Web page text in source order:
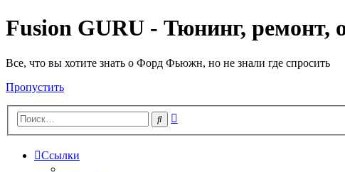
Fusion GURU - Тюнинг, ремонт,
Все, что вы хотите знать о Форд Фьюжн, но не знали где спросить
Пропустить
Поиск
Ссылки